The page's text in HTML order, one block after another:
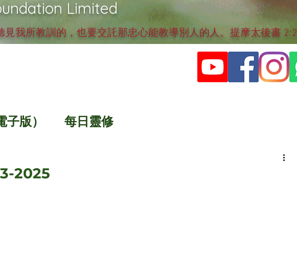
Limited
見我所教訓的，也要交託那忠心能教導別人的人。提摩太後書 2:2
版） 每日靈修
2025